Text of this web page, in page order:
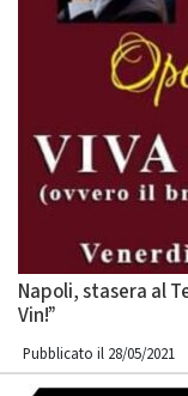
Napoli, stasera al
Vin!”
Pubblicato il 28/05/2021